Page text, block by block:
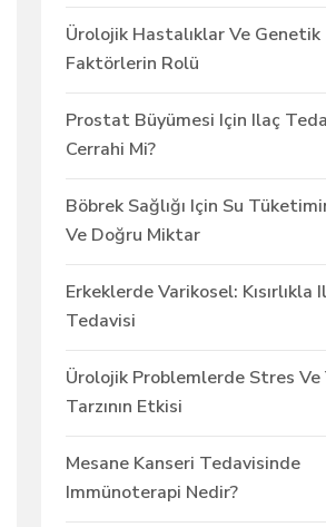
Ürolojik Hastalıklar Ve Genetik
Faktörlerin Rolü
Prostat Büyümesi Için Ilaç
Cerrahi Mi?
Böbrek Sağlığı Için Su
Ve Doğru Miktar
Erkeklerde Varikosel: Kısırlıkla
Tedavisi
Ürolojik Problemlerde Stres Ve
Tarzının Etkisi
Mesane Kanseri Tedavisinde
Immünoterapi Nedir?